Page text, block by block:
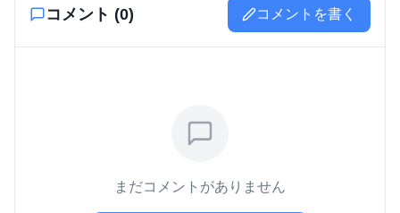
コメント (0) コメントを書く
まだコメントがありません